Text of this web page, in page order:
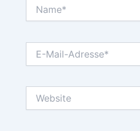
Mail-